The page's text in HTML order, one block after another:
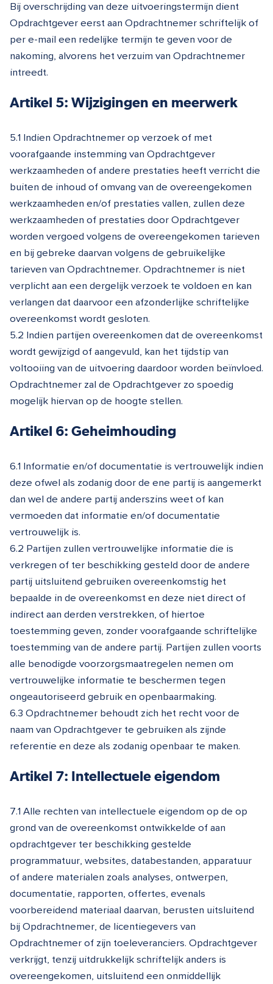
Bij overschrijding van deze uitvoeringstermijn dient
Opdrachtgever eerst aan Opdrachtnemer schriftelijk of
per e-mail een redelijke termijn te geven voor de
nakoming, alvorens het verzuim van Opdrachtnemer
intreedt.
Artikel 5: Wijzigingen en meerwerk
5.1 Indien Opdrachtnemer op verzoek of met
voorafgaande instemming van Opdrachtgever
werkzaamheden of andere prestaties heeft verricht die
buiten de inhoud of omvang van de overeengekomen
werkzaamheden en/of prestaties vallen, zullen deze
werkzaamheden of prestaties door Opdrachtgever
worden vergoed volgens de overeengekomen tarieven
en bij gebreke daarvan volgens de gebruikelijke
tarieven van Opdrachtnemer. Opdrachtnemer is niet
verplicht aan een dergelijk verzoek te voldoen en kan
verlangen dat daarvoor een afzonderlijke schriftelijke
overeenkomst wordt gesloten.
5.2 Indien partijen overeenkomen dat de overeenkomst
wordt gewijzigd of aangevuld, kan het tijdstip van
voltooiing van de uitvoering daardoor worden beïnvloed.
Opdrachtnemer zal de Opdrachtgever zo spoedig
mogelijk hiervan op de hoogte stellen.
Artikel 6: Geheimhouding
6.1 Informatie en/of documentatie is vertrouwelijk indien
deze ofwel als zodanig door de ene partij is aangemerkt
dan wel de andere partij anderszins weet of kan
vermoeden dat informatie en/of documentatie
vertrouwelijk is.
6.2 Partijen zullen vertrouwelijke informatie die is
verkregen of ter beschikking gesteld door de andere
partij uitsluitend gebruiken overeenkomstig het
bepaalde in de overeenkomst en deze niet direct of
indirect aan derden verstrekken, of hiertoe
toestemming geven, zonder voorafgaande schriftelijke
toestemming van de andere partij. Partijen zullen voorts
alle benodigde voorzorgsmaatregelen nemen om
vertrouwelijke informatie te beschermen tegen
ongeautoriseerd gebruik en openbaarmaking.
6.3 Opdrachtnemer behoudt zich het recht voor de
naam van Opdrachtgever te gebruiken als zijnde
referentie en deze als zodanig openbaar te maken.
Artikel 7: Intellectuele eigendom
7.1 Alle rechten van intellectuele eigendom op de op
grond van de overeenkomst ontwikkelde of aan
opdrachtgever ter beschikking gestelde
programmatuur, websites, databestanden, apparatuur
of andere materialen zoals analyses, ontwerpen,
documentatie, rapporten, offertes, evenals
voorbereidend materiaal daarvan, berusten uitsluitend
bij Opdrachtnemer, de licentiegevers van
Opdrachtnemer of zijn toeleveranciers. Opdrachtgever
verkrijgt, tenzij uitdrukkelijk schriftelijk anders is
overeengekomen, uitsluitend een onmiddellijk